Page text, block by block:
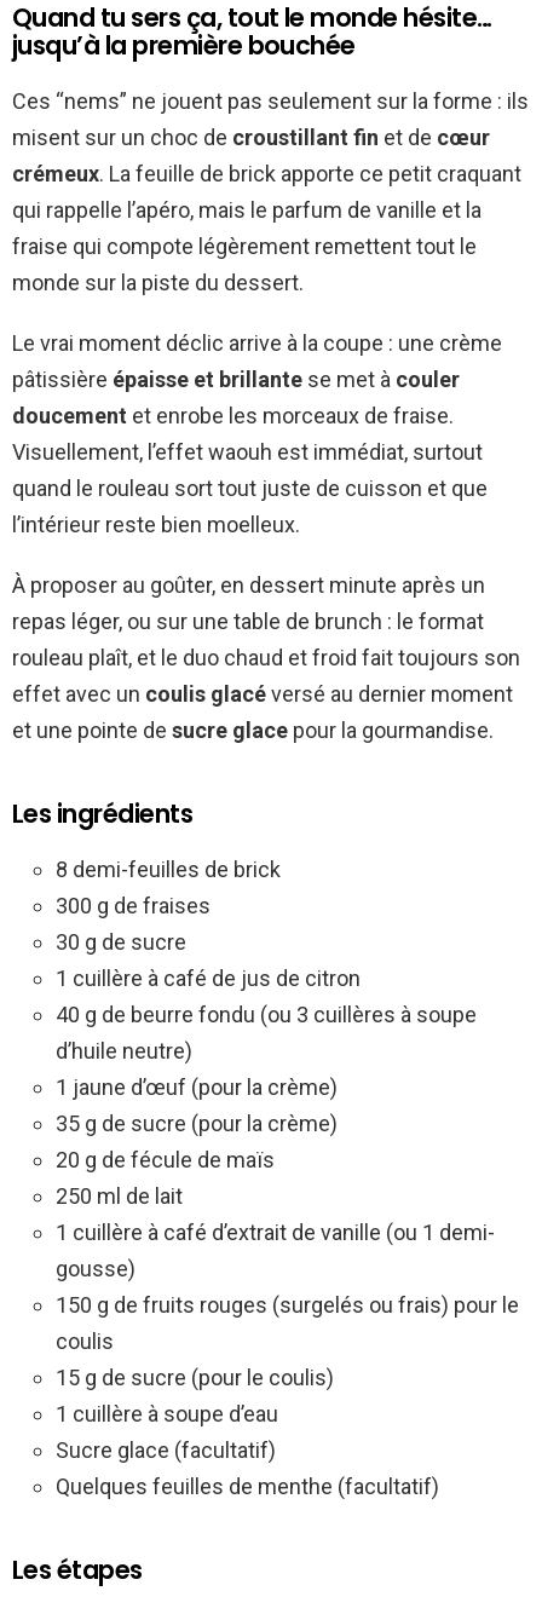
Quand tu sers ça, tout le monde hésite…
jusqu’à la première bouchée
Ces “nems” ne jouent pas seulement sur la forme : ils
misent sur un choc de croustillant fin et de cœur
crémeux. La feuille de brick apporte ce petit craquant
qui rappelle l’apéro, mais le parfum de vanille et la
fraise qui compote légèrement remettent tout le
monde sur la piste du dessert.
Le vrai moment déclic arrive à la coupe : une crème
pâtissière épaisse et brillante se met à couler
doucement et enrobe les morceaux de fraise.
Visuellement, l’effet waouh est immédiat, surtout
quand le rouleau sort tout juste de cuisson et que
l’intérieur reste bien moelleux.
À proposer au goûter, en dessert minute après un
repas léger, ou sur une table de brunch : le format
rouleau plaît, et le duo chaud et froid fait toujours son
effet avec un coulis glacéversé au dernier moment
et une pointe de sucre glace pour la gourmandise.
Les ingrédients
8 demi-feuilles de brick
300 g de fraises
30 g de sucre
1 cuillère à café de jus de citron
40 g de beurre fondu (ou 3 cuillères à soupe
d’huile neutre)
1 jaune d’œuf (pour la crème)
35 g de sucre (pour la crème)
20 g de fécule de maïs
250 ml de lait
1 cuillère à café d’extrait de vanille (ou 1 demi-
gousse)
150 g de fruits rouges (surgelés ou frais) pour le
coulis
15 g de sucre (pour le coulis)
1 cuillère à soupe d’eau
Sucre glace (facultatif)
Quelques feuilles de menthe (facultatif)
Les étapes